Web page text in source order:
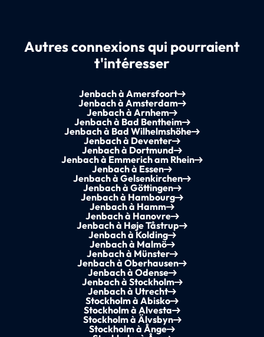
Autres connexions qui pourraient
t'intéresser
Jenbach à Amersfoort
Jenbach à Amsterdam
Jenbach à Arnhem
Jenbach à Bad Bentheim
Jenbach à Bad Wilhelmshöhe
Jenbach à Deventer
Jenbach à Dortmund
Jenbach à Emmerich am Rhein
Jenbach à Essen
Jenbach à Gelsenkirchen
Jenbach à Göttingen
Jenbach à Hambourg
Jenbach à Hamm
Jenbach à Hanovre
Jenbach à Høje Tåstrup
Jenbach à Kolding
Jenbach à Malmö
Jenbach à Münster
Jenbach à Oberhausen
Jenbach à Odense
Jenbach à Stockholm
Jenbach à Utrecht
Stockholm à Abisko
Stockholm à Alvesta
Stockholm à Älvsbyn
Stockholm à Ånge